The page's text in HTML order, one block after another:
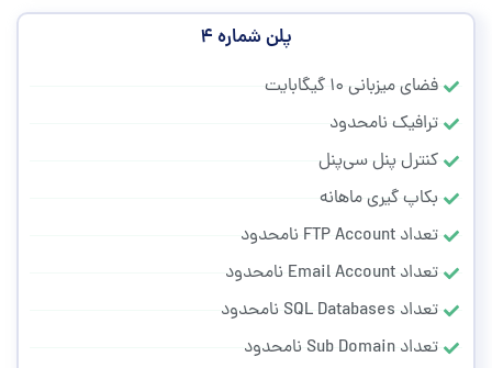
پلن شماره ۴
فضای میزبانی ۱۰ گیگابایت
ترافیک نامحدود
کنترل پنل سی‌پنل
بکاپ گیری ماهانه
تعداد FTP Account نامحدود
تعداد Email Account نامحدود
تعداد SQL Databases نامحدود
تعداد Sub Domain نامحدود